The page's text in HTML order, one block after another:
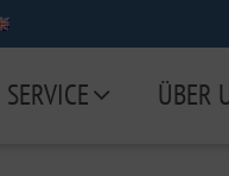
SERVICE ÜBER